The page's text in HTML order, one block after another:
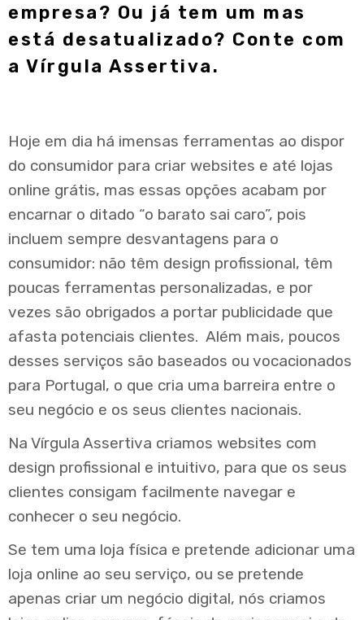
empresa? Ou já tem um mas
está desatualizado? Conte com
a Vírgula Assertiva.
Hoje em dia há imensas ferramentas ao dispor
do consumidor para criar websites e até lojas
online grátis, mas essas opções acabam por
encarnar o ditado “o barato sai caro”, pois
incluem sempre desvantagens para o
consumidor: não têm design profissional, têm
poucas ferramentas personalizadas, e por
vezes são obrigados a portar publicidade que
afasta potenciais clientes. Além mais, poucos
desses serviços são baseados ou vocacionados
para Portugal, o que cria uma barreira entre o
seu negócio e os seus clientes nacionais.
Na Vírgula Assertiva criamos websites com
design profissional e intuitivo, para que os seus
clientes consigam facilmente navegar e
conhecer o seu negócio.
Se tem uma loja física e pretende adicionar uma
loja online ao seu serviço, ou se pretende
apenas criar um negócio digital, nós criamos